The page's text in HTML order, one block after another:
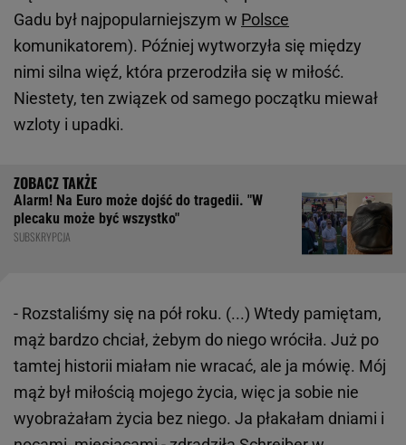
Gadu był najpopularniejszym w Polsce
komunikatorem). Później wytworzyła się między
nimi silna więź, która przerodziła się w miłość.
Niestety, ten związek od samego początku miewał
wzloty i upadki.
Alarm! Na Euro może dojść do tragedii. "W
plecaku może być wszystko"
SUBSKRYPCJA
- Rozstaliśmy się na pół roku. (...) Wtedy pamiętam,
mąż bardzo chciał, żebym do niego wróciła. Już po
tamtej historii miałam nie wracać, ale ja mówię. Mój
mąż był miłością mojego życia, więc ja sobie nie
wyobrażałam życia bez niego. Ja płakałam dniami i